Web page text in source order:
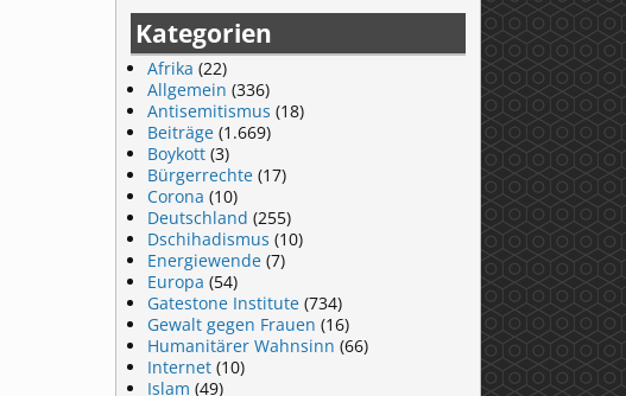
Kategorien
Afrika (22)
Allgemein (336)
Antisemitismus (18)
Beiträge (1.669)
Boykott (3)
Bürgerrechte (17)
Corona (10)
Deutschland (255)
Dschihadismus (10)
Energiewende (7)
Europa (54)
Gatestone Institute (734)
Gewalt gegen Frauen (16)
Humanitärer Wahnsinn (66)
Internet (10)
Islam (49)